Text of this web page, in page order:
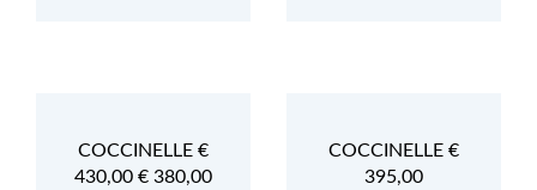
COCCINELLE €
430,00 € 380,00
COCCINELLE €
395,00